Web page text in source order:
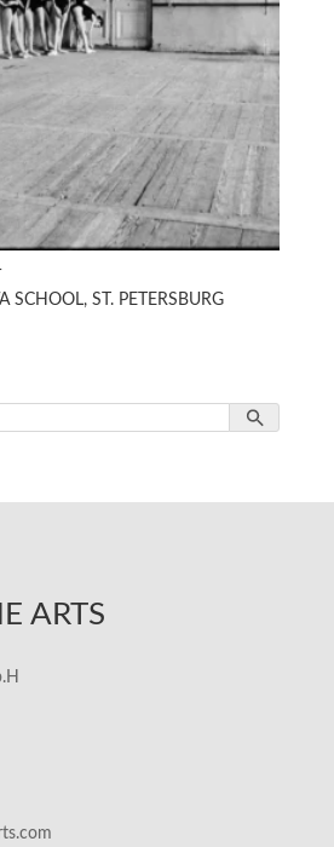
SCHOOL, ST. PETERSBURG
ARTS